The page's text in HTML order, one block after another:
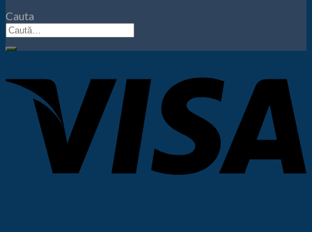
Cauta
Caută
după: